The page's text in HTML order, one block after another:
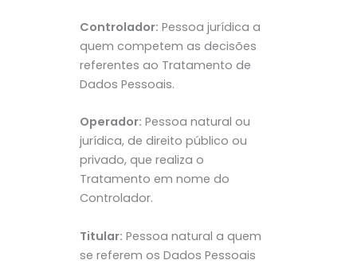
Controlador: Pessoa jurídica a
quem competem as decisões
referentes ao Tratamento de
Dados Pessoais.
Operador: Pessoa natural ou
jurídica, de direito público ou
privado, que realiza o
Tratamento em nome do
Controlador.
Titular: Pessoa natural a quem
se referem os Dados Pessoais